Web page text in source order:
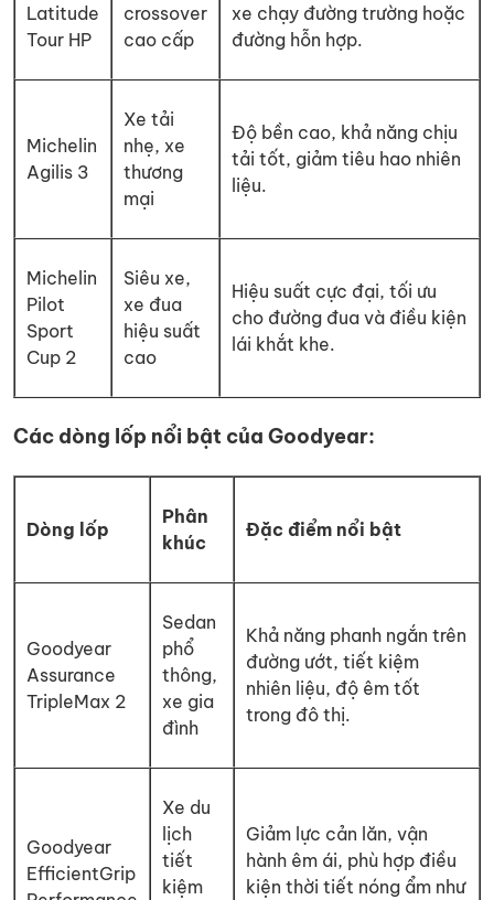
Latitude
Tour HP
crossover
cao cấp
xe chạy đường trường hoặc
đường hỗn hợp.
Michelin
Agilis 3
Xe tải
nhẹ, xe
thương
mại
Độ bền cao, khả năng chịu
tải tốt, giảm tiêu hao nhiên
liệu.
Michelin
Pilot
Sport
Cup 2
Siêu xe,
xe đua
hiệu suất
cao
Hiệu suất cực đại, tối ưu
cho đường đua và điều kiện
lái khắt khe.
Các dòng lốp nổi bật của Goodyear:
Dòng lốp
Phân
khúc
Đặc điểm nổi bật
Goodyear
Assurance
TripleMax 2
Sedan
phổ
thông,
xe gia
đình
Khả năng phanh ngắn trên
đường ướt, tiết kiệm
nhiên liệu, độ êm tốt
trong đô thị.
Goodyear
EfficientGrip
Xe du
lịch
tiết
kiệm
Giảm lực cản lăn, vận
hành êm ái, phù hợp điều
kiện thời tiết nóng ẩm như